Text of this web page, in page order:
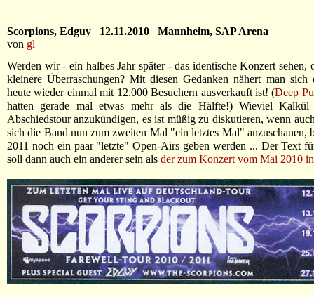
Scorpions, Edguy 12.11.2010 Mannheim, SAP Arena
von gl
Werden wir - ein halbes Jahr später - das identische Konzert sehen,
kleinere Überraschungen? Mit diesen Gedanken nähert man
heute wieder einmal mit 12.000 Besuchern ausverkauft ist! (Deep
hatten gerade mal etwas mehr als die Hälfte!) Wieviel
Abschiedstour anzukündigen, es ist müßig zu diskutieren, wenn
sich die Band nun zum zweiten Mal "ein letztes Mal" anzuschauen,
2011 noch ein paar "letzte" Open-Airs geben werden ... Der Text
soll dann auch ein anderer sein als der zum Konzert vom Mai 2010